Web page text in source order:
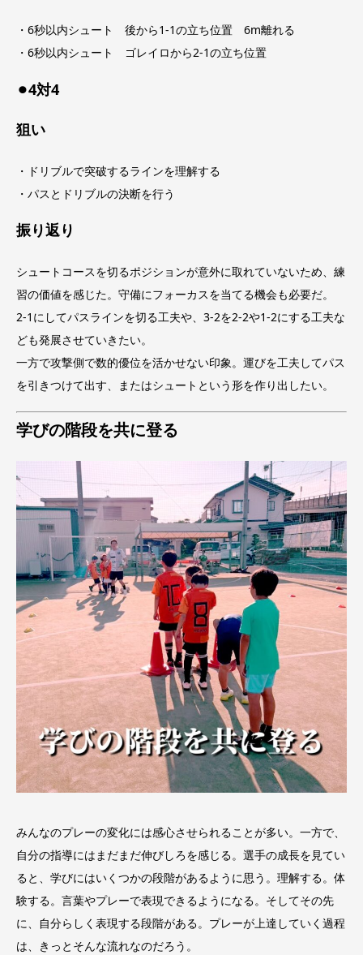
・6秒以内シュート 後から1-1の立ち位置 6m離れる
・6秒以内シュート ゴレイロから2-1の立ち位置
⚫︎4対4
狙い
・ドリブルで突破するラインを理解する
・パスとドリブルの決断を行う
振り返り
シュートコースを切るポジションが意外に取れていないため、練
習の価値を感じた。守備にフォーカスを当てる機会も必要だ。
2-1にしてパスラインを切る工夫や、3-2を2-2や1-2にする工夫な
ども発展させていきたい。
一方で攻撃側で数的優位を活かせない印象。運びを工夫してパス
を引きつけて出す、またはシュートという形を作り出したい。
学びの階段を共に登る
みんなのプレーの変化には感心させられることが多い。一方で、
自分の指導にはまだまだ伸びしろを感じる。選手の成長を見てい
ると、学びにはいくつかの段階があるように思う。理解する。体
験する。言葉やプレーで表現できるようになる。そしてその先
に、自分らしく表現する段階がある。プレーが上達していく過程
は、きっとそんな流れなのだろう。